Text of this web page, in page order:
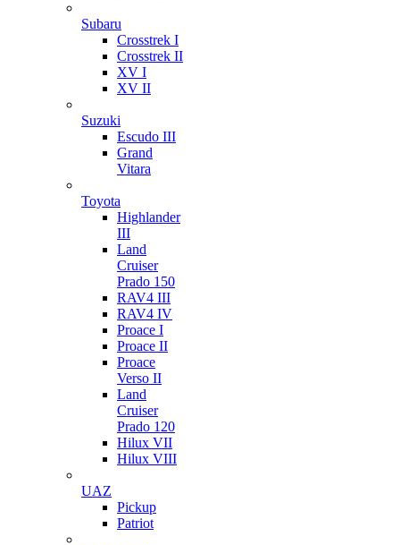
Subaru
Crosstrek I
Crosstrek II
XV I
XV II
Suzuki
Escudo III
Grand
Vitara
Toyota
Highlander
III
Land
Cruiser
Prado 150
RAV4 III
RAV4 IV
Proace I
Proace II
Proace
Verso II
Land
Cruiser
Prado 120
Hilux VII
Hilux VIII
UAZ
Pickup
Patriot